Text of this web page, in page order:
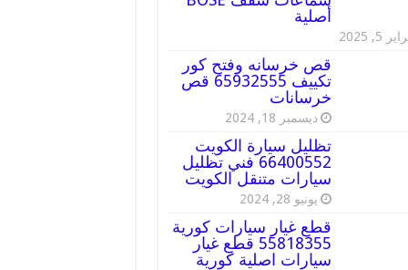
أصلية
5, 2025
قص خرسانه وفتح كور
تكييف 65932555 قص
خرسانات
ديسمبر 18, 2024
تظليل سيارة الكويت
66400552 فني تظليل
سيارات متنقل الكويت
يونيو 28, 2024
قطع غيار سيارات كورية
55818355 قطع غيار
سيارات اصلية كورية